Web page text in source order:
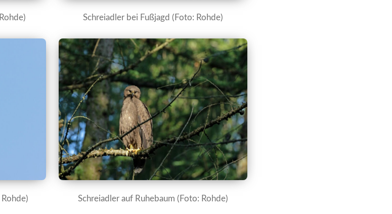
Schreiadler bei Fußjagd (Foto: Rohde)
Schreiadler auf Ruhebaum (Foto: Rohde)